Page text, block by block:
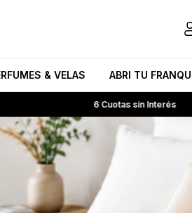
& VELAS ABRI TU
15% OFF Abonando con